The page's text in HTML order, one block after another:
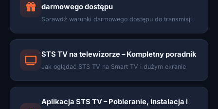
darmowego dostępu
Sprawdź warunki darmowego dostępu do transmisji
STS TV na telewizorze – Kompletny poradnik
Jak oglądać STS TV na Smart TV i dużym ekranie
Aplikacja STS TV – Pobieranie, instalacja i